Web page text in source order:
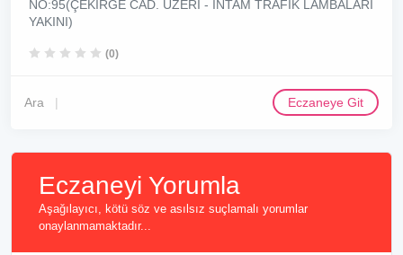
NO:95(ÇEKİRGE CAD. ÜZERİ - İNTAM TRAFİK LAMBALARI
YAKINI)
(0)
Ara Eczaneye Git
Eczaneyi Yorumla
Aşağılayıcı, kötü söz ve asılsız suçlamalı yorumlar
onaylanmamaktadır...